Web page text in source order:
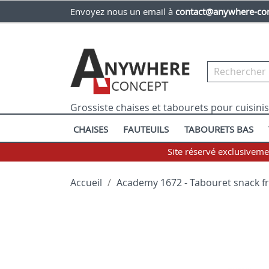
Envoyez nous un email à contact@anywhere-
Grossiste chaises et tabourets pour
CHAISES FAUTEUILS TABOURETS BAS
Site réservé
Accueil Academy 1672 - Tabouret snack